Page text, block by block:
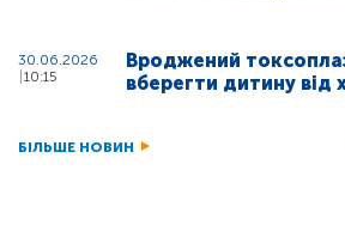
30.06.2026
10:15
Вроджений
вберегти дитину від
БІЛЬШЕ НОВИН